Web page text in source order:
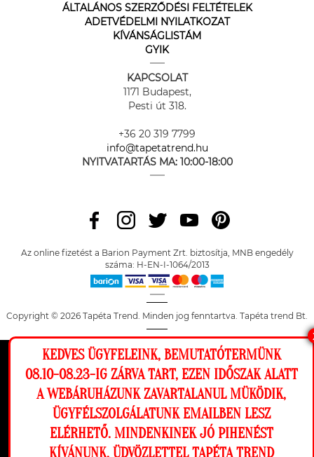
Ez a weboldal cookie-kat használ, hogy a
lehető legjobb élményt nyújtsa honlapunkon.
Beállítások
Elutasítom Engedélyezem
ÁLTALÁNOS SZERZŐDÉSI FELTÉTELEK
ADETVÉDELMI NYILATKOZAT
KÍVÁNSÁGLISTÁM
GYIK
KAPCSOLAT
1171 Budapest,
Pesti út 318.
+36 20 319 7799
info@tapetatrend.hu
NYITVATARTÁS MA: 10:00-18:00
Az online fizetést a Barion Payment Zrt. biztosítja, MNB engedély
száma: H-EN-I-1064/2013
Copyright © 2026 Tapéta Trend. Minden jog fenntartva. Tapéta trend Bt.
KEDVES ÜGYFELEINK, BEMUTATÓTERMÜNK
08.10-08.23-IG ZÁRVA TART, EZEN IDŐSZAK ALATT
A WEBÁRUHÁZUNK ZAVARTALANUL MÜKÖDIK,
ÜGYFÉLSZOLGÁLATUNK EMAILBEN LESZ
ELÉRHETŐ. MINDENKINEK JÓ PIHENÉST
KÍVÁNUNK, ÜDVÖZLETTEL TAPÉTA TREND